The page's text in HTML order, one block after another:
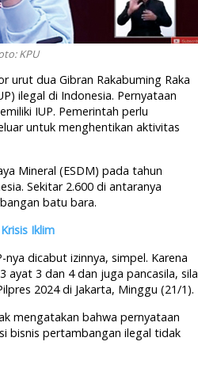
KPU
urut dua Gibran Rakabuming Raka
ilegal di Indonesia. Pernyataan
IUP. Pemerintah perlu
untuk menghentikan aktivitas
Mineral (ESDM) pada tahun
Sekitar 2.600 di antaranya
batu bara.
Iklim
dicabut izinnya, simpel. Karena
ayat 3 dan 4 dan juga pancasila, sila
2024 di Jakarta, Minggu (21/1).
mengatakan bahwa pernyataan
bisnis pertambangan ilegal tidak